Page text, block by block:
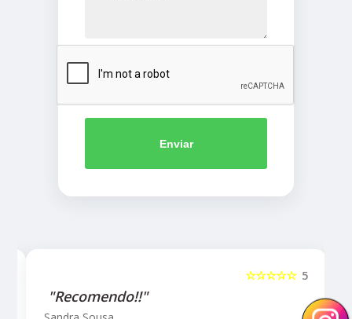
Enviar
5
☆☆☆☆☆
"Recomendo!!"